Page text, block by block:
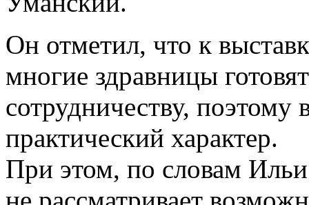
Он отметил, что к
многие здравницы
сотрудничеству, поэтому
практический характер.
При этом, по словам